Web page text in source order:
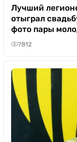
Лучший
отыграл
фото пары
7812